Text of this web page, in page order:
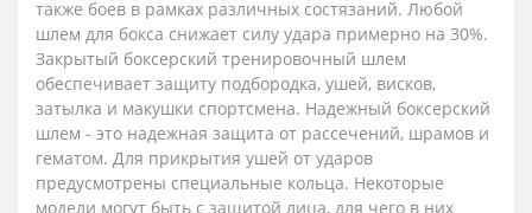
также боев в рамках различных состязаний. Любой
шлем для бокса снижает силу удара примерно на 30%.
Закрытый боксерский тренировочный шлем
обеспечивает защиту подбородка, ушей, висков,
затылка и макушки спортсмена. Надежный боксерский
шлем - это надежная защита от рассечений, шрамов и
гематом. Для прикрытия ушей от ударов
предусмотрены специальные кольца. Некоторые
модели могут быть с защитой лица, для чего в них